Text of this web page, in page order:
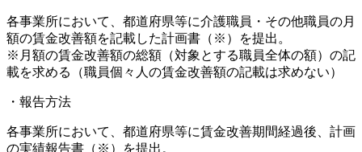
各事業所において、都道府県等に介護職員・その他職員の月
額の賃金改善額を記載した計画書（※）を提出。
※月額の賃金改善額の総額（対象とする職員全体の額）の記
載を求める（職員個々人の賃金改善額の記載は求めない）
・報告方法
各事業所において、都道府県等に賃金改善期間経過後、計画
の実績報告書（※）を提出。